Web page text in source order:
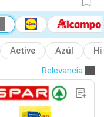
Active Azúl
Relevancia